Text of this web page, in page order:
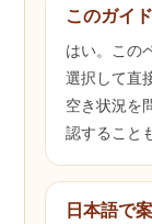
このガイ
はい。この
選択して直
空き状況を
認すること
日本語で